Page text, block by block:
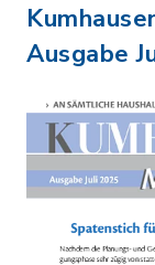
Ausgabe